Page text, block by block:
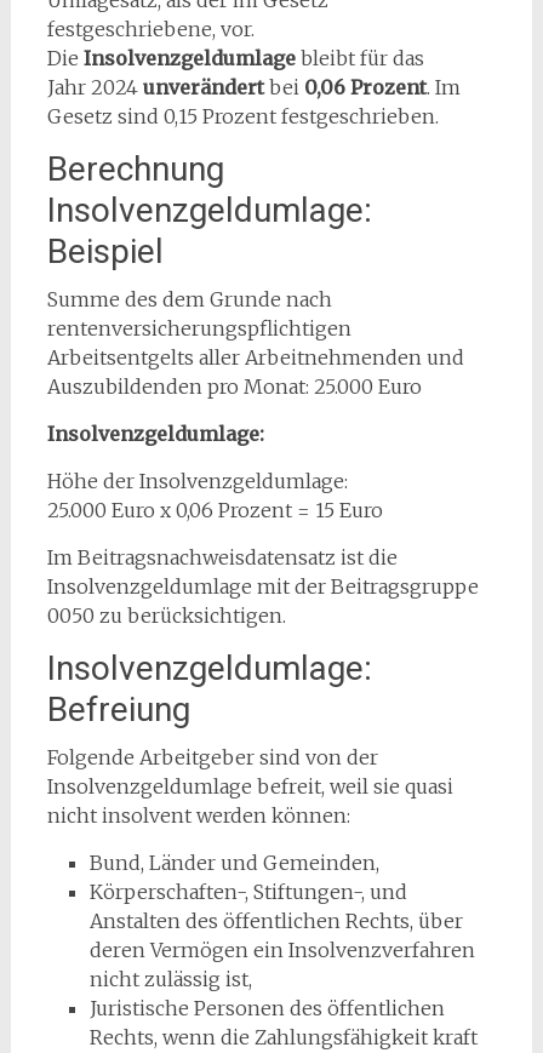
festgeschriebene, vor.
Die Insolvenzgeldumlage bleibt für das
Jahr 2024 unverändertbei 0,06 Prozent. Im
Gesetz sind 0,15 Prozent festgeschrieben.
Berechnung
Insolvenzgeldumlage:
Beispiel
Summe des dem Grunde nach
rentenversicherungspflichtigen
Arbeitsentgelts aller Arbeitnehmenden und
Auszubildenden pro Monat: 25.000 Euro
Insolvenzgeldumlage:
Höhe der Insolvenzgeldumlage:
25.000 Euro x 0,06 Prozent = 15 Euro
Im Beitragsnachweisdatensatz ist die
Insolvenzgeldumlage mit der Beitragsgruppe
0050 zu berücksichtigen.
Insolvenzgeldumlage:
Befreiung
Folgende Arbeitgeber sind von der
Insolvenzgeldumlage befreit, weil sie quasi
nicht insolvent werden können:
Bund, Länder und Gemeinden,
Körperschaften-, Stiftungen-, und
Anstalten des öffentlichen Rechts, über
deren Vermögen ein Insolvenzverfahren
nicht zulässig ist,
Juristische Personen des öffentlichen
Rechts, wenn die Zahlungsfähigkeit kraft